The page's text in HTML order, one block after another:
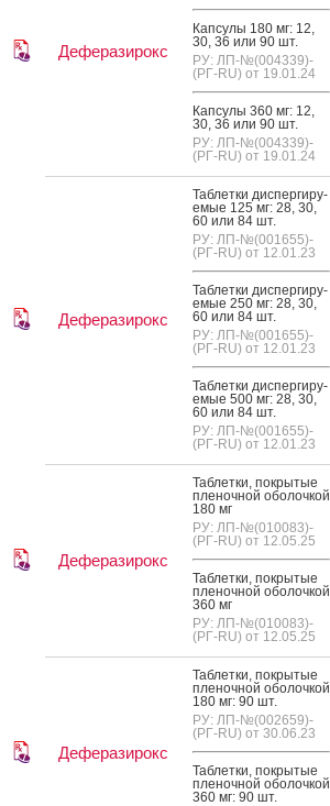
Деферазирокс
Кап­су­лы 180 мг: 12,
30, 36 или 90 шт.
РУ: ЛП-№(004339)-
(РГ-RU) от 19.01.24
Кап­су­лы 360 мг: 12,
30, 36 или 90 шт.
РУ: ЛП-№(004339)-
(РГ-RU) от 19.01.24
Деферазирокс
Таб­летки дис­перги­ру­
емые 125 мг: 28, 30,
60 или 84 шт.
РУ: ЛП-№(001655)-
(РГ-RU) от 12.01.23
Таб­летки дис­перги­ру­
емые 250 мг: 28, 30,
60 или 84 шт.
РУ: ЛП-№(001655)-
(РГ-RU) от 12.01.23
Таб­летки дис­перги­ру­
емые 500 мг: 28, 30,
60 или 84 шт.
РУ: ЛП-№(001655)-
(РГ-RU) от 12.01.23
Деферазирокс
Таб­летки, пок­ры­тые
пле­ноч­ной обо­лоч­кой
180 мг
РУ: ЛП-№(010083)-
(РГ-RU) от 12.05.25
Таб­летки, пок­ры­тые
пле­ноч­ной обо­лоч­кой
360 мг
РУ: ЛП-№(010083)-
(РГ-RU) от 12.05.25
Деферазирокс
Таб­летки, пок­ры­тые
пле­ноч­ной обо­лоч­кой
180 мг: 90 шт.
РУ: ЛП-№(002659)-
(РГ-RU) от 30.06.23
Таб­летки, пок­ры­тые
пле­ноч­ной обо­лоч­кой
360 мг: 90 шт.